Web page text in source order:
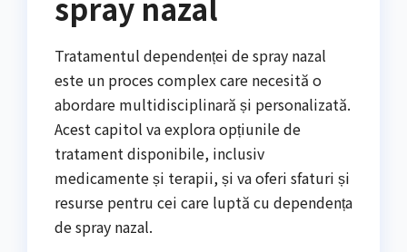
Tratamentul dependenței de spray nazal
este un proces complex care necesită o
abordare multidisciplinară și personalizată.
Acest capitol va explora opțiunile de
tratament disponibile, inclusiv
medicamente și terapii, și va oferi sfaturi și
resurse pentru cei care luptă cu dependența
de spray nazal.